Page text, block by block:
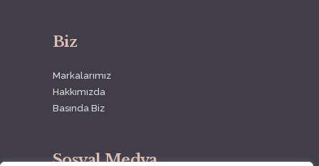
Biz
Markalarımız
Hakkımızda
Basında Biz
Sosyal Medya